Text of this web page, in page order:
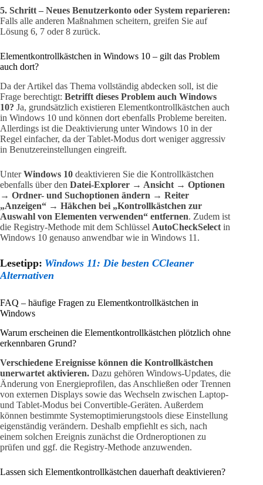
5. Schritt – Neues Benutzerkonto oder System reparieren:
Falls alle anderen Maßnahmen scheitern, greifen Sie auf
Lösung 6, 7 oder 8 zurück.
Elementkontrollkästchen in Windows 10 – gilt das Problem
auch dort?
Da der Artikel das Thema vollständig abdecken soll, ist die
Frage berechtigt: Betrifft dieses Problem auch Windows
10? Ja, grundsätzlich existieren Elementkontrollkästchen auch
in Windows 10 und können dort ebenfalls Probleme bereiten.
Allerdings ist die Deaktivierung unter Windows 10 in der
Regel einfacher, da der Tablet-Modus dort weniger aggressiv
in Benutzereinstellungen eingreift.
UnterWindows 10 deaktivieren Sie die Kontrollkästchen
ebenfalls über den Datei-Explorer → Ansicht → Optionen
→ Ordner- und Suchoptionen ändern → Reiter
„Anzeigen“ → Häkchen bei „Kontrollkästchen zur
Auswahl von Elementen verwenden“ entfernen. Zudem ist
die Registry-Methode mit dem Schlüssel AutoCheckSelect in
Windows 10 genauso anwendbar wie in Windows 11.
Lesetipp: Windows 11: Die besten CCleaner
Alternativen
FAQ – häufige Fragen zu Elementkontrollkästchen in
Windows
Warum erscheinen die Elementkontrollkästchen plötzlich ohne
erkennbaren Grund?
Verschiedene Ereignisse können die Kontrollkästchen
unerwartet aktivieren. Dazu gehören Windows-Updates, die
Änderung von Energieprofilen, das Anschließen oder Trennen
von externen Displays sowie das Wechseln zwischen Laptop-
und Tablet-Modus bei Convertible-Geräten. Außerdem
können bestimmte Systemoptimierungstools diese Einstellung
eigenständig verändern. Deshalb empfiehlt es sich, nach
einem solchen Ereignis zunächst die Ordneroptionen zu
prüfen und ggf. die Registry-Methode anzuwenden.
Lassen sich Elementkontrollkästchen dauerhaft deaktivieren?